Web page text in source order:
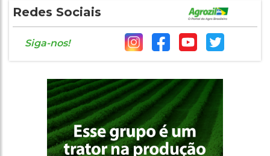
Redes Sociais
Siga-nos!